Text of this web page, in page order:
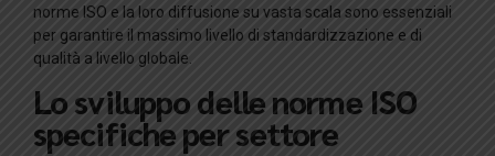
norme ISO e la loro diffusione su vasta scala sono essenziali
per garantire il massimo livello di standardizzazione e di
qualità a livello globale.
Lo sviluppo delle norme ISO
specifiche per settore